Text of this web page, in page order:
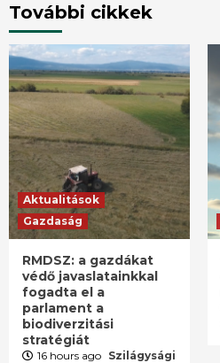
További cikkek
Aktualitások
Gazdaság
RMDSZ: a gazdákat
védő javaslatainkkal
fogadta el a
parlament a
biodiverzitási
stratégiát
16 hours ago Szilágysági